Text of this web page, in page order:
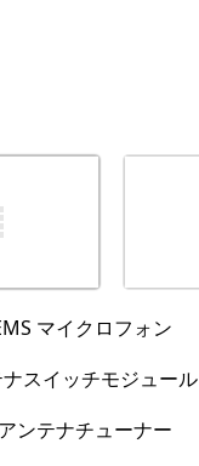
マイクロフォン
スイッチモジュール
ンテナチューナー